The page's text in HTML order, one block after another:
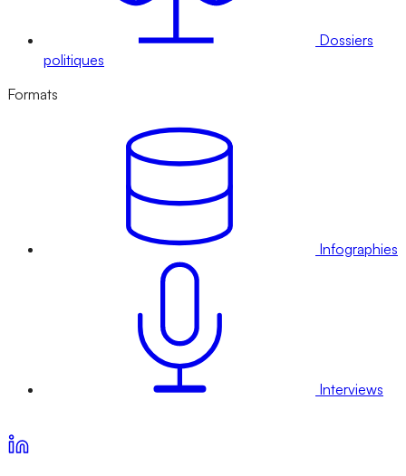
Dossiers
politiques
Formats
Infographies
Interviews